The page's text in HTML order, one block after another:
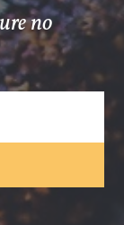
no